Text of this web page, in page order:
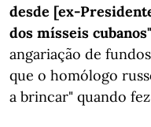
desde [ex-
dos mísseis cubanos"
angariação de
que o homólogo
a brincar" quando fez